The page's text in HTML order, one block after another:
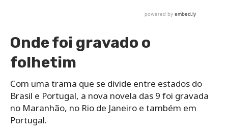
Onde foi gravado o
folhetim
Com uma trama que se divide entre estados do
Brasil e Portugal, a nova novela das 9 foi gravada
no Maranhão, no Rio de Janeiro e também em
Portugal.